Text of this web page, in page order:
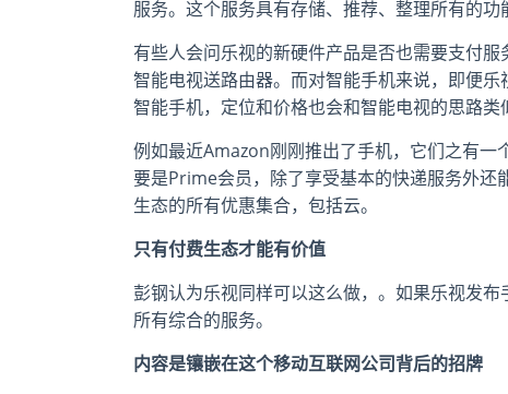
服务。这个服务具有存储、推荐、整理所有的功
有些人会问乐视的新硬件产品是否也需要支付
智能电视送路由器。而对智能手机来说，即便
智能手机，定位和价格也会和智能电视的思路
例如最近Amazon刚刚推出了手机，它们之有
要是Prime会员，除了享受基本的快递服务外
生态的所有优惠集合，包括云。
只有付费生态才能有价值
彭钢认为乐视同样可以这么做，。如果乐视发
所有综合的服务。
内容是镶嵌在这个移动互联网公司背后的招牌